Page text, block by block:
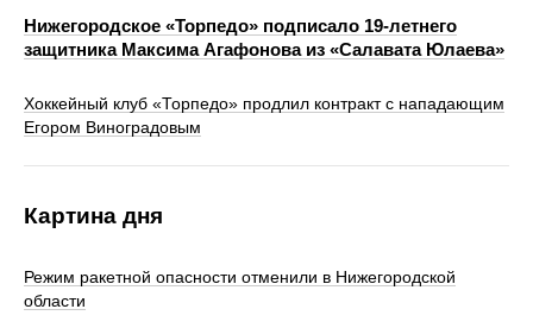
Нижегородское «Торпедо» подписало 19‑летнего
защитника Максима Агафонова из «Салавата Юлаева»
Хоккейный клуб «Торпедо» продлил контракт с нападающим
Егором Виноградовым
Картина дня
Режим ракетной опасности отменили в Нижегородской
области